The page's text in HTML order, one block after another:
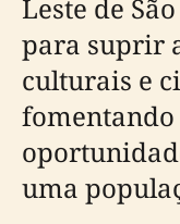
Leste de
para suprir
culturais e
fomentando
uma